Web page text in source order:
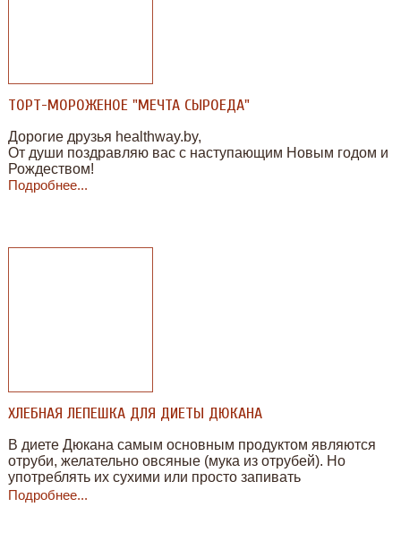
ТОРТ-МОРОЖЕНОЕ "МЕЧТА СЫРОЕДА"
Дорогие друзья healthway.by,
От души поздравляю вас с наступающим Новым годом и
Рождеством!
Подробнее...
ХЛЕБНАЯ ЛЕПЕШКА ДЛЯ ДИЕТЫ ДЮКАНА
В диете Дюкана самым основным продуктом являются
отруби, желательно овсяные (мука из отрубей). Но
употреблять их сухими или просто запивать
обезжиренным молоком (кефиром)— это не слишком
Подробнее...